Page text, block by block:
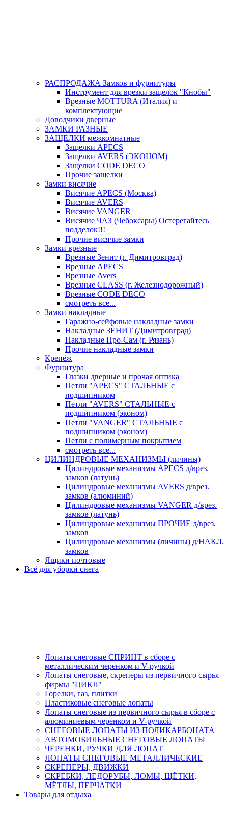
РАСПРОДАЖА Замков и фурнитуры
Инструмент для врезки защелок "Кнобы"
Врезные MOTTURA (Италия) и
комплектующие
Доводчики дверные
ЗАМКИ РАЗНЫЕ
ЗАЩЕЛКИ межкомнатные
Защелки APECS
Защелки AVERS (ЭКОНОМ)
Защелки CODE DECO
Прочие защелки
Замки висячие
Висячие APECS (Москва)
Висячие AVERS
Висячие VANGER
Висячие ЧАЗ (Чебоксары) Остерегайтесь
подделок!!!
Прочие висячие замки
Замки врезные
Врезные Зенит (г. Димитровград)
Врезные APECS
Врезные Avers
Врезные CLASS (г. Железнодорожный)
Врезные CODE DECO
смотреть все...
Замки накладные
Гаражно-сейфовые накладные замки
Накладные ЗЕНИТ (Димитровград)
Накладные Про-Сам (г. Рязань)
Прочие накладные замки
Крепёж
Фурнитура
Глазки дверные и прочая оптика
Петли "APECS" СТАЛЬНЫЕ с
подшипником
Петли "AVERS" СТАЛЬНЫЕ с
подшипником (эконом)
Петли "VANGER" СТАЛЬНЫЕ с
подшипником (эконом)
Петли с полимерным покрытием
смотреть все...
ЦИЛИНДРОВЫЕ МЕХАНИЗМЫ (личины)
Цилиндровые механизмы APECS д/врез.
замков (латунь)
Цилиндровые механизмы AVERS д/врез.
замков (алюминий)
Цилиндровые механизмы VANGER д/врез.
замков (латунь)
Цилиндровые механизмы ПРОЧИЕ д/врез.
замков
Цилиндровые механизмы (личины) д/НАКЛ.
замков
Ящики почтовые
Всё для уборки снега
Лопаты снеговые СПРИНТ в сборе с
металлическим черенком и V-ручкой
Лопаты снеговые, скреперы из первичного сырья
фирмы "ЦИКЛ"
Горелки, газ, плитки
Пластиковые снеговые лопаты
Лопаты снеговые из первичного сырья в сборе с
алюминиевым черенком и V-ручкой
СНЕГОВЫЕ ЛОПАТЫ ИЗ ПОЛИКАРБОНАТА
АВТОМОБИЛЬНЫЕ СНЕГОВЫЕ ЛОПАТЫ
ЧЕРЕНКИ, РУЧКИ ДЛЯ ЛОПАТ
ЛОПАТЫ СНЕГОВЫЕ МЕТАЛЛИЧЕСКИЕ
СКРЕПЕРЫ, ДВИЖКИ
СКРЕБКИ, ЛЕДОРУБЫ, ЛОМЫ, ЩЁТКИ,
МЁТЛЫ, ПЕРЧАТКИ
Товары для отдыха